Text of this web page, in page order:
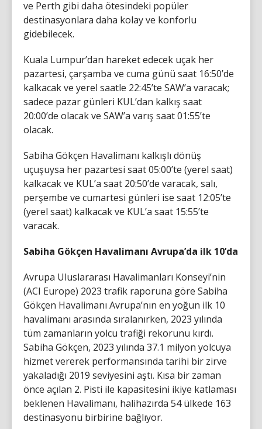
ve Perth gibi daha ötesindeki popüler
destinasyonlara daha kolay ve konforlu
gidebilecek.
Kuala Lumpur’dan hareket edecek uçak her
pazartesi, çarşamba ve cuma günü saat 16:50’de
kalkacak ve yerel saatle 22:45’te SAW’a varacak;
sadece pazar günleri KUL’dan kalkış saat
20:00’de olacak ve SAW’a varış saat 01:55’te
olacak.
Sabiha Gökçen Havalimanı kalkışlı dönüş
uçuşuysa her pazartesi saat 05:00’te (yerel saat)
kalkacak ve KUL’a saat 20:50’de varacak, salı,
perşembe ve cumartesi günleri ise saat 12:05’te
(yerel saat) kalkacak ve KUL’a saat 15:55’te
varacak.
Sabiha Gökçen Havalimanı Avrupa’da ilk 10’da
Avrupa Uluslararası Havalimanları Konseyi’nin
(ACI Europe) 2023 trafik raporuna göre Sabiha
Gökçen Havalimanı Avrupa’nın en yoğun ilk 10
havalimanı arasında sıralanırken, 2023 yılında
tüm zamanların yolcu trafiği rekorunu kırdı.
Sabiha Gökçen, 2023 yılında 37.1 milyon yolcuya
hizmet vererek performansında tarihi bir zirve
yakaladığı 2019 seviyesini aştı. Kısa bir zaman
önce açılan 2. Pisti ile kapasitesini ikiye katlaması
beklenen Havalimanı, halihazırda 54 ülkede 163
destinasyonu birbirine bağlıyor.